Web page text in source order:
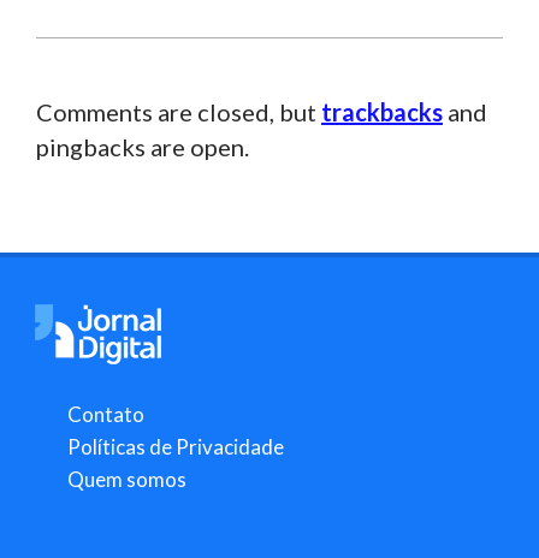
Comments are closed, but trackbacks and
pingbacks are open.
Contato
Políticas de Privacidade
Quem somos